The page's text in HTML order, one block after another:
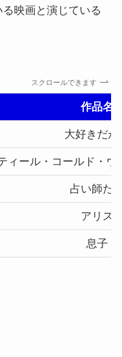
映画と演じている
スクロールできます
作品名
大好きだか
ィール・コールド・ウ
占い師た
アリス
息子